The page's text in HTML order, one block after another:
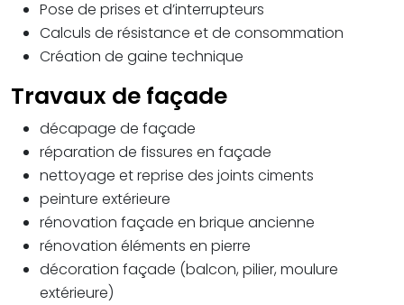
Pose de prises et d’interrupteurs
Calculs de résistance et de consommation
Création de gaine technique
Travaux de façade
décapage de façade
réparation de fissures en façade
nettoyage et reprise des joints ciments
peinture extérieure
rénovation façade en brique ancienne
rénovation éléments en pierre
décoration façade (balcon, pilier, moulure
extérieure)